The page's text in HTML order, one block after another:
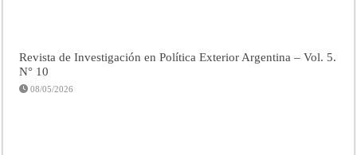
Revista de Investigación en Política Exterior Argentina – Vol. 5.
N° 10
08/05/2026